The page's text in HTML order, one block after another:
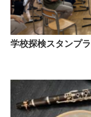
学校探検スタンプ